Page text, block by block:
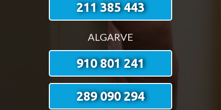
211 385 443
ALGARVE
910 801 241
289 090 294